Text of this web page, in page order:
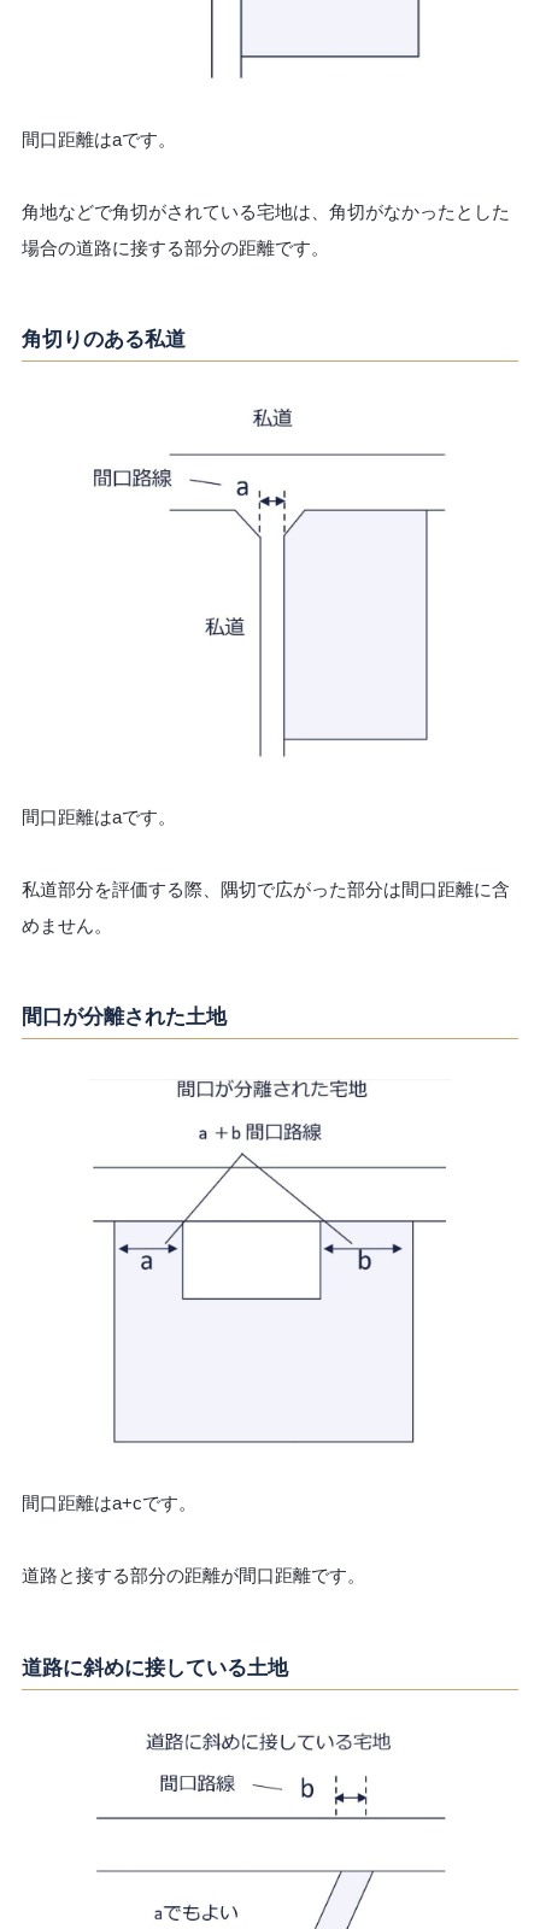
間口距離はaです。
角地などで角切がされている宅地は、角切がなかったとした
場合の道路に接する部分の距離です。
角切りのある私道
間口距離はaです。
私道部分を評価する際、隅切で広がった部分は間口距離に含
めません。
間口が分離された土地
間口距離はa+cです。
道路と接する部分の距離が間口距離です。
道路に斜めに接している土地